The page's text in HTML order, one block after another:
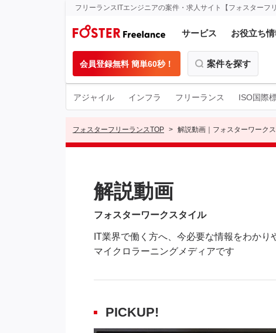
フリーランスITエンジニアの案件・求人サイト【フォスターフ
サービス お役立ち
会員登録無料 簡単60秒！ 案件を探す
アジャイル インフラ フリーランス ISO国際
フォスターフリーランスTOP 解説動画｜フォスターワーク
解説動画
フォスターワークスタイル
IT業界で働く方へ、今必要な情報をわかり
マイクロラーニングメディアです
PICKUP!